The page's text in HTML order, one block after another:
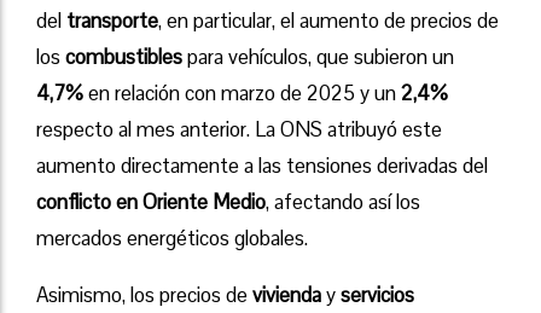
del transporte, en particular, el aumento de precios de
los combustiblespara vehículos, que subieron un
4,7%en relación con marzo de 2025 y un2,4%
respecto al mes anterior. La ONS atribuyó este
aumento directamente a las tensiones derivadas del
conflicto en Oriente Medio, afectando así los
mercados energéticos globales.
Asimismo, los precios deviviendayservicios